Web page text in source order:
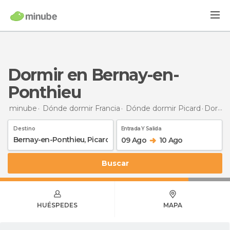
Dormir en Bernay-en-
Ponthieu
minube Dónde dormir Francia Dónde dormir Picard Dormir
Destino Entrada Y Salida
09 Ago 10 Ago
Buscar
HUÉSPEDES MAPA